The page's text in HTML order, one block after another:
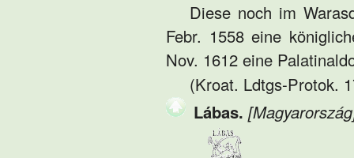
Diese noch im
Febr. 1558 eine
Nov. 1612 eine
(Kroat. Ldtgs-Protok.
Lábas.